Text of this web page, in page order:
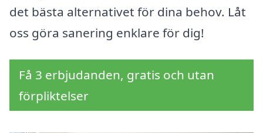
det bästa alternativet för dina behov. Låt
oss göra sanering enklare för dig!
Få 3 erbjudanden, gratis och utan
förpliktelser